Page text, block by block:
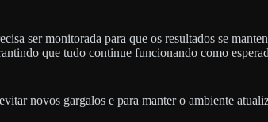
ser monitorada para que os resultados se
que tudo continue funcionando como
novos gargalos e para manter o ambiente